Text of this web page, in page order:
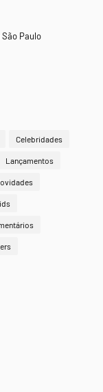
Paulo
Celebridades
Lançamentos